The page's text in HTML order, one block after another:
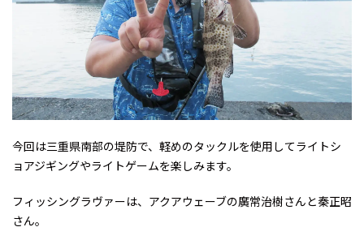
今回は三重県南部の堤防で、軽めのタックルを使用してライトシ
ョアジギングやライトゲームを楽しみます。
フィッシングラヴァーは、アクアウェーブの廣常治樹さんと秦正昭
さん。